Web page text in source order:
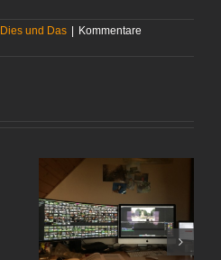
Dies und Das | Kommentare